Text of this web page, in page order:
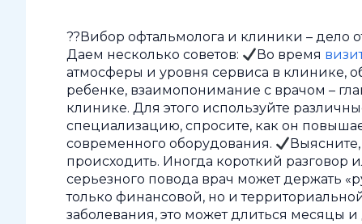
??Вибор офтальмолога и клиники – дело
Даем несколько советов:
Во время
атмосферы и уровня сервиса в клинике,
ребенке, взаимопонимание с врачом –
клинике. Для этого используйте
специализацию, спросите, как он
современного оборудования.
происходить. Иногда короткий разговор
серьезного повода врач может держать
только финансовой, но и
заболевания, это может длиться месяцы